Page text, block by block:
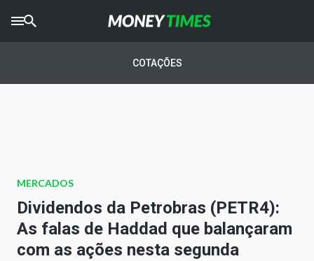
AGROTIMES
Newsletters
Money Trader
Anuncie
COTAÇÕES
MERCADOS
Dividendos da Petrobras (PETR4):
As falas de Haddad que balançaram
com as ações nesta segunda